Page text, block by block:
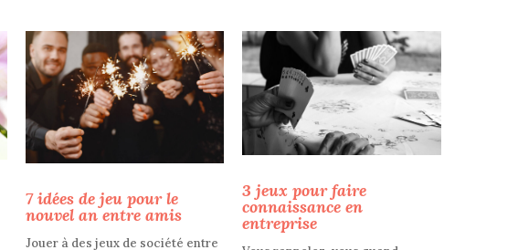
7 idées de jeu pour le
nouvel an entre amis
Jouer à des jeux de société entre
3 jeux pour faire
connaissance en
entreprise